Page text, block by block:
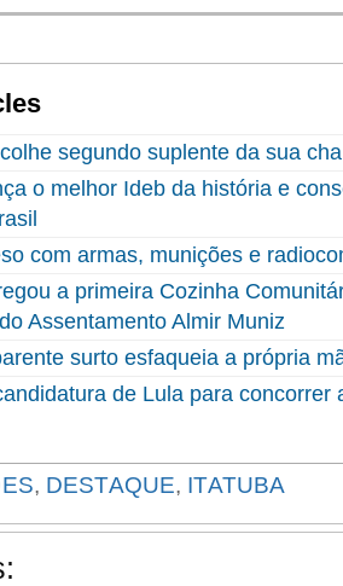
segundo suplente da sua
o melhor Ideb da história e
com armas, munições e
a primeira Cozinha
Assentamento Almir Muniz
surto esfaqueia a própria
de Lula para concorrer
, DESTAQUE, ITATUBA